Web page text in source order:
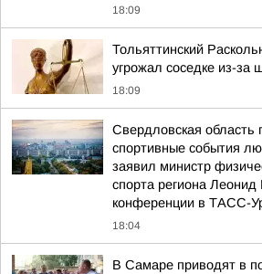
18:09
Тольяттинский
угрожал соседке из-за
18:09
Свердловская область
спортивные события
заявил министр
спорта региона
конференции в ТАСС-
18:04
В Самаре приводят в